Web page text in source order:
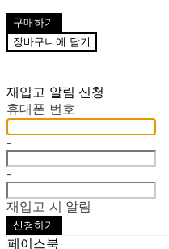
구매하기
장바구니에 담기
재입고 알림 신청
휴대폰 번호
-
-
재입고 시 알림
신청하기
페이스북